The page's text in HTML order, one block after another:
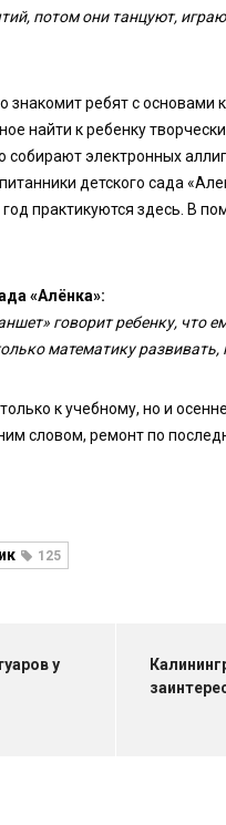
потом они танцуют,
знакомит ребят с основами
найти к ребенку
собирают электронных
детского сада
практикуются здесь. В
«Алёнка»:
говорит ребенку, что
математику
к учебному, но и
словом, ремонт по
125
у